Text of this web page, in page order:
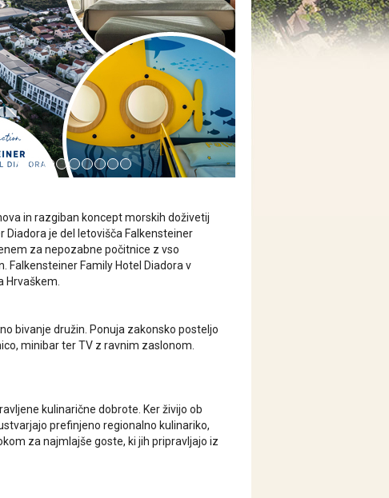
in razgiban koncept morskih doživetij
Diadora je del letovišča Falkensteiner
za nepozabne počitnice z vso
Falkensteiner Family Hotel Diadora v
Hrvaškem.
bivanje družin. Ponuja zakonsko posteljo
minibar ter TV z ravnim zaslonom.
kulinarične dobrote. Ker živijo ob
prefinjeno regionalno kulinariko,
za najmlajše goste, ki jih pripravljajo iz